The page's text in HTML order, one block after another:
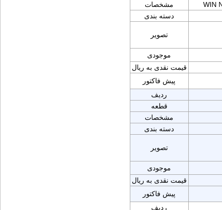
مشخصات
WIN
دسته بندی
تصویر
موجودی
قیمت نقدی به ریال
پیش فاکتور
ردیف
قطعه
مشخصات
دسته بندی
تصویر
موجودی
قیمت نقدی به ریال
پیش فاکتور
ردیف